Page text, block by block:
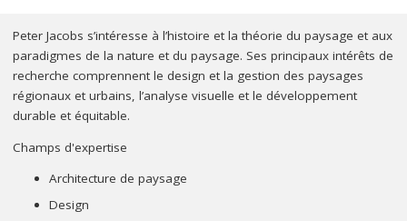
Québec, et la médaille commémorative du Gouverneur Général à
l'occasion du 125e anniversaire de la Confédération du Canada.
Suite à sa pratique en architecture, il s’est concentré sur la
planification du paysage et le design urbain.
architectes paysagistes (AAPC), Fellow de l'American Society of
Landscape Architecture (ASLA), membre honoraire de la Société
des architectes paysagistes de la Colombie, et a agi comme
Peter Jacobs s’intéresse à l’histoire et la théorie du paysage et aux
paradigmes de la nature et du paysage. Ses principaux intérêts de
recherche comprennent le design et la gestion des paysages
régionaux et urbains, l’analyse visuelle et le développement
durable et équitable.
Champs d'expertise
Architecture de paysage
Design